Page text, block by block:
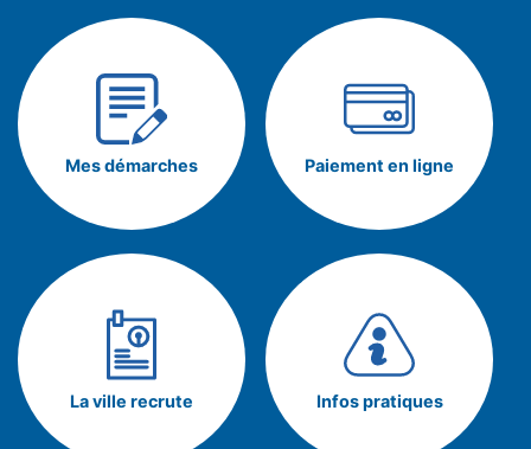
Mes démarches Paiement en ligne
La ville recrute Infos pratiques